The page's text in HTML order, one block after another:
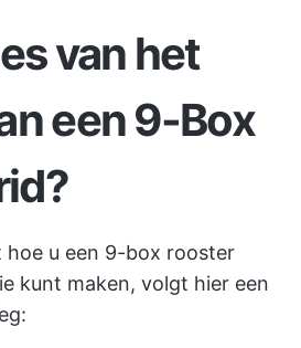
van het
een 9-Box
hoe u een 9-box rooster
kunt maken, volgt hier een